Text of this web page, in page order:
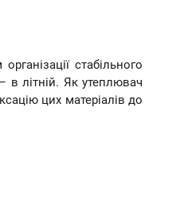
стабільного
в літній. Як утеплювач
цих матеріалів до